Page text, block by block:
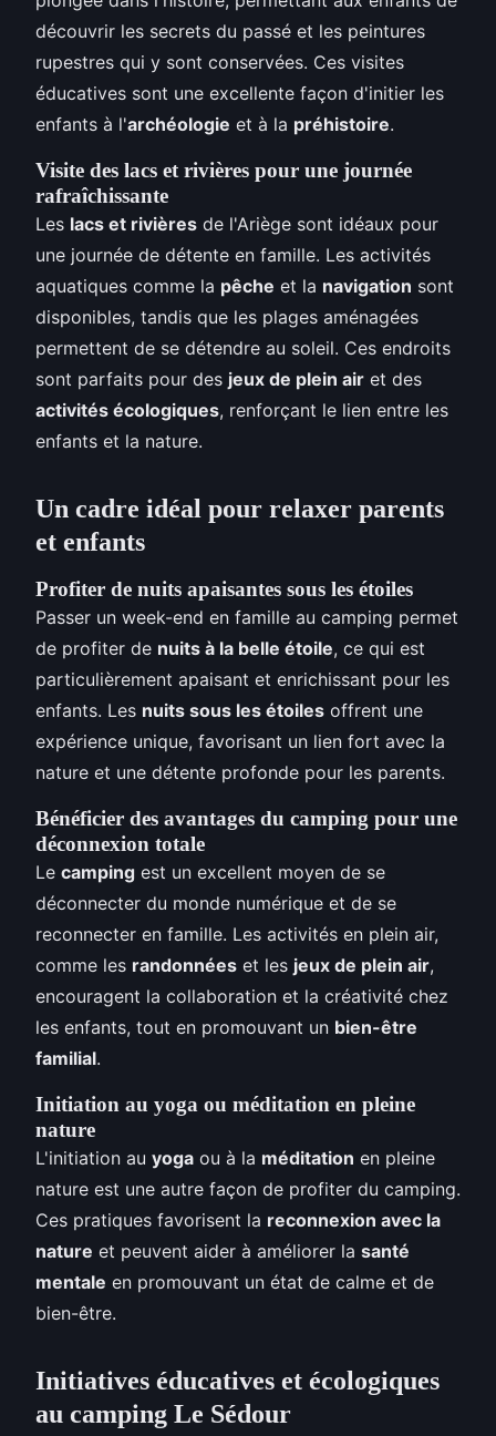
découvrir les secrets du passé et les peintures
rupestres qui y sont conservées. Ces visites
éducatives sont une excellente façon d'initier les
enfants à l'archéologie et à la préhistoire.
Visite des lacs et rivières pour une journée
rafraîchissante
Les lacs et rivières de l'Ariège sont idéaux pour
une journée de détente en famille. Les activités
aquatiques comme la pêche et la navigation sont
disponibles, tandis que les plages aménagées
permettent de se détendre au soleil. Ces endroits
sont parfaits pour des jeux de plein air et des
activités écologiques, renforçant le lien entre les
enfants et la nature.
Un cadre idéal pour relaxer parents
et enfants
Profiter de nuits apaisantes sous les étoiles
Passer un week-end en famille au camping permet
de profiter de nuits à la belle étoile, ce qui est
particulièrement apaisant et enrichissant pour les
enfants. Les nuits sous les étoiles offrent une
expérience unique, favorisant un lien fort avec la
nature et une détente profonde pour les parents.
Bénéficier des avantages du camping pour une
déconnexion totale
Le camping est un excellent moyen de se
déconnecter du monde numérique et de se
reconnecter en famille. Les activités en plein air,
comme les randonnées et les jeux de plein air,
encouragent la collaboration et la créativité chez
les enfants, tout en promouvant un bien-être
familial.
Initiation au yoga ou méditation en pleine
nature
L'initiation au yoga ou à la méditation en pleine
nature est une autre façon de profiter du camping.
Ces pratiques favorisent la reconnexion avec la
nature et peuvent aider à améliorer la santé
mentale en promouvant un état de calme et de
bien-être.
Initiatives éducatives et écologiques
au camping Le Sédour